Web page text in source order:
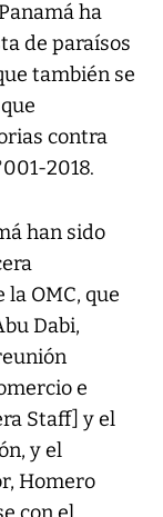
ha
de paraísos
también se
contra
2018.
han sido
OMC, que
Dabi,
e
Staff] y el
y el
Homero
con el